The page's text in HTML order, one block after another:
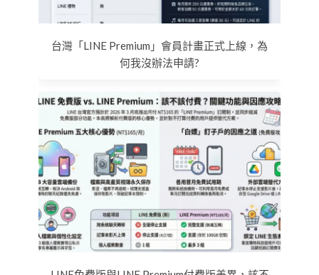
台灣「LINE Premium」會員計畫正式上線，為
何我沒辦法申請?